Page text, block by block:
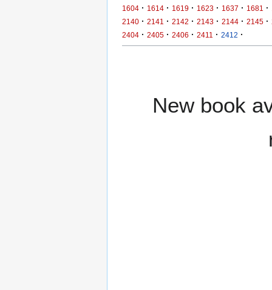
1604 · 1614 · 1619 · 1623 · 1637 · 1681 ·
2140 · 2141 · 2142 · 2143 · 2144 · 2145 ·
2404 · 2405 · 2406 · 2411 · 2412 ·
New book